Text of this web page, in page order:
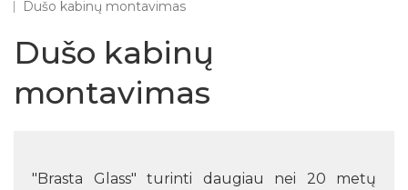
Dušo kabinų montavimas
Dušo kabinų
montavimas
"Brasta Glass" turinti daugiau nei 20 metų